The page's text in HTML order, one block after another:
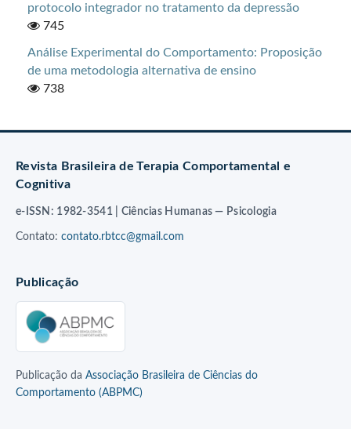
protocolo integrador no tratamento da depressão
745
Análise Experimental do Comportamento: Proposição
de uma metodologia alternativa de ensino
738
Revista Brasileira de Terapia Comportamental e
Cognitiva
e-ISSN: 1982-3541 | Ciências Humanas — Psicologia
Contato: contato.rbtcc@gmail.com
Publicação
Publicação da Associação Brasileira de Ciências do
Comportamento (ABPMC)